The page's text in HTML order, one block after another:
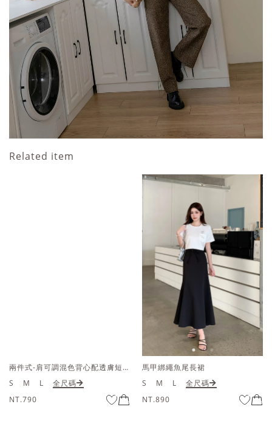
Related item
馬甲綁繩魚尾長裙
S
M L
全尺碼
NT.890
馬甲綁繩魚尾長裙
S
M L
全尺碼
NT.890